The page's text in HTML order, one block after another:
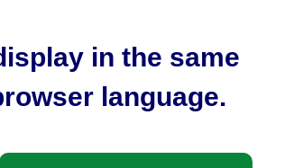
in the same
language.